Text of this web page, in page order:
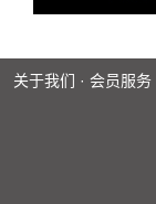
关于我们 · 会员服务